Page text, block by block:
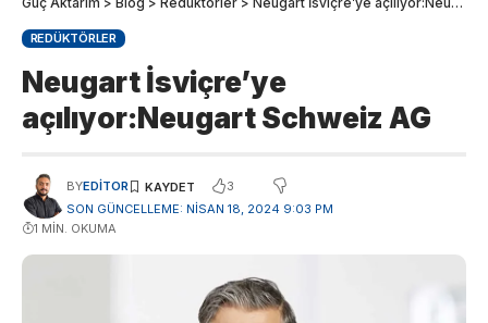
REDÜKTÖRLER
Neugart İsviçre’ye
açılıyor:Neugart Schweiz AG
SON GÜNCELLEME: NISAN 18, 2024 9:03 PM
BYEDITOR 3
1 MIN. OKUMA